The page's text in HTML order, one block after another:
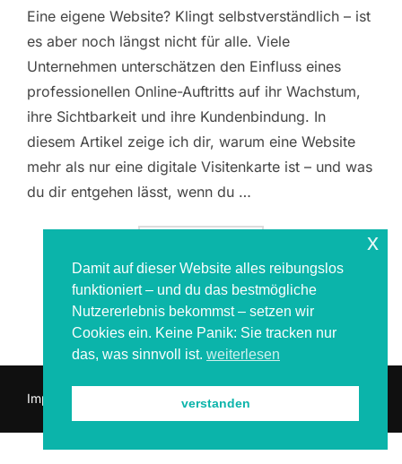
Eine eigene Website? Klingt selbstverständlich – ist
es aber noch längst nicht für alle. Viele
Unternehmen unterschätzen den Einfluss eines
professionellen Online-Auftritts auf ihr Wachstum,
ihre Sichtbarkeit und ihre Kundenbindung. In
diesem Artikel zeige ich dir, warum eine Website
mehr als nur eine digitale Visitenkarte ist – und was
du dir entgehen lässt, wenn du …
ÜBER „10 ENTSCHEIDENDE
Impressum & Datenschutz
Damit auf dieser Website alles reibungslos
funktioniert – und du das bestmögliche
Nutzererlebnis bekommst – setzen wir
Cookies ein. Keine Panik: Sie tracken nur
das, was sinnvoll ist. weiterlesen
verstanden
x